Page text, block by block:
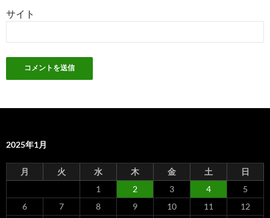
サイト
2025年1月
月 火 水 木 金 土
日
1
2 3 4
5
6
7 8 9 10 11
12